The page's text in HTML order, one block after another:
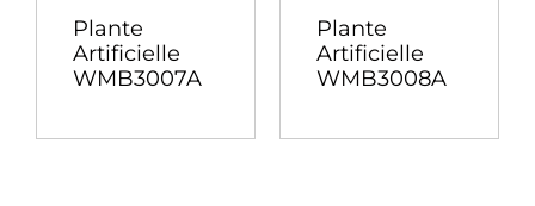
Plante
Artificielle
WMB3007A
Plante
Artificielle
WMB3008A